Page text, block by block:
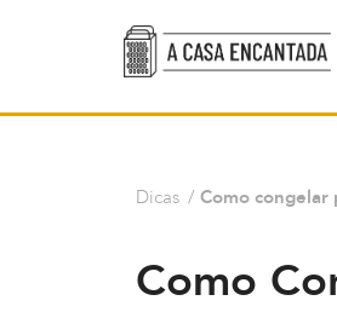
Dicas / Como congelar
Como